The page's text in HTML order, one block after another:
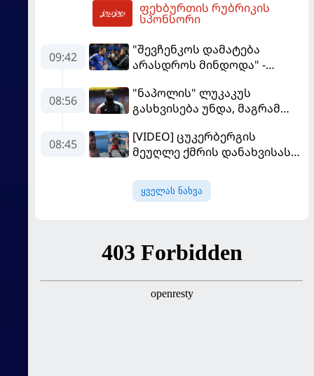
შევალიეს
გადაწყვეტილებაზე გადის
ფეხბურთის რუბრიკის
სპონსორი
09:42
"შევჩენკოს დამატება
არასდროს მინდოდა" -
ტრანსფერი გაიხსენა
08:56
"ნაპოლის" ლუკაკუს
გასხვისება უნდა, მაგრამ
უთანხმდება
08:45
[VIDEO] ცუკერბერგის
მეუღლე ქმრის დანახვისას
დვალიშვილი Facebook-ის
დამფუძნებელს
ყველას ნახვა